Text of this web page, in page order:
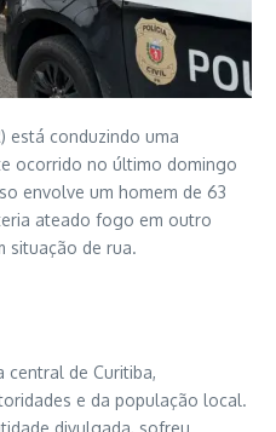
está conduzindo uma
ocorrido no último domingo
envolve um homem de 63
ateado fogo em outro
situação de rua.
central de Curitiba,
e da população local.